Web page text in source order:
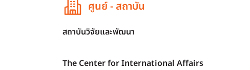
ศูนย์ - สถาบัน
สถาบันวิจัยและพัฒนา
The Center for International Affairs